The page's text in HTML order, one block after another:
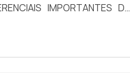
IMPORTANTES DE
gaiola m5 ou m6 em uma
Fixações. Na companhia é